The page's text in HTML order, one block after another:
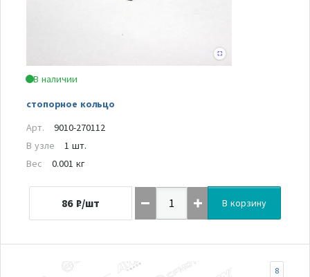
В наличии
стопорное кольцо
Арт.
9010-270112
В узле
1 шт.
Вес
0.001 кг
86 ₽/шт В корзину
8